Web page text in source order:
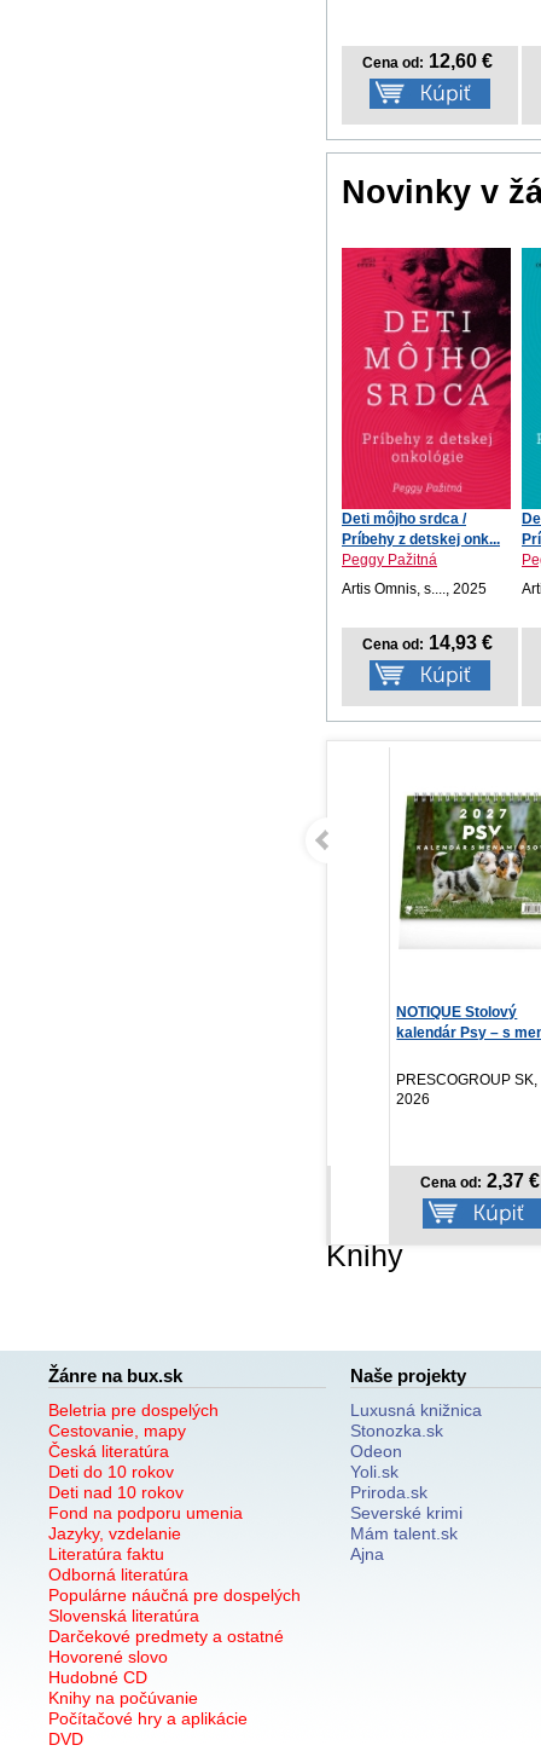
Cena od: 12,60 €
Novinky v
Deti môjho srdca /
Príbehy z detskej onk...
Peggy Pažitná
Artis Omnis, s...., 2025
Cena od: 14,93 €
NOTIQUE Stolový
kalendár Psy – s menami
PRESCOGROUP SK,
2,37 €
Knihy
Žánre na bux.sk
Beletria pre dospelých
Cestovanie, mapy
Česká literatúra
Deti do 10 rokov
Deti nad 10 rokov
Fond na podporu umenia
Jazyky, vzdelanie
Literatúra faktu
Odborná literatúra
Populárne náučná pre dospelých
Slovenská literatúra
Darčekové predmety a ostatné
Hovorené slovo
Hudobné CD
Knihy na počúvanie
Počítačové hry a aplikácie
DVD
Naše projekty
Luxusná knižnica
Stonozka.sk
Odeon
Yoli.sk
Priroda.sk
Severské krimi
Mám talent.sk
Ajna